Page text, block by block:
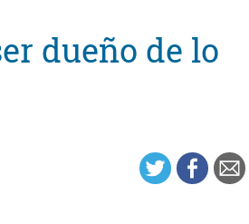
dueño de lo